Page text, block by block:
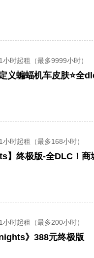
1小时起租（最多9999小时）
义蝙蝠机车皮肤⭐全
1小时起租（最多168小时）
】终极版-全DLC！商
1小时起租（最多200小时）
》388元终极版